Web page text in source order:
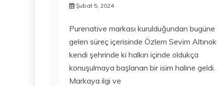
Şubat 5, 2024
Purenative markası kurulduğundan bugüne
gelen süreç içerisinde Özlem Sevim Altınok
kendi şehrinde ki halkın içinde oldukça
konuşulmaya başlanan bir isim haline geldi.
Markaya ilgi ve